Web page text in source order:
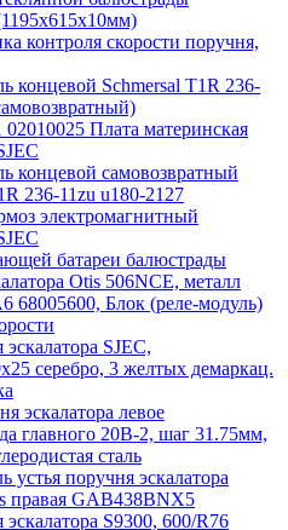
контроля скорости поручня,
концевой Schmersal T1R 236-
Плата материнская
концевой самовозвратный
236-11zu u180-2127
электромагнитный
батареи балюстрады
Otis 506NCE, металл
68005600, Блок (реле-модуль)
SJEC,
серебро, 3 желтых демаркац.
эскалатора левое
главного 20B-2, шаг 31.75мм,
сталь
устья поручня эскалатора
правая GAB438BNX5
S9300, 600/R76